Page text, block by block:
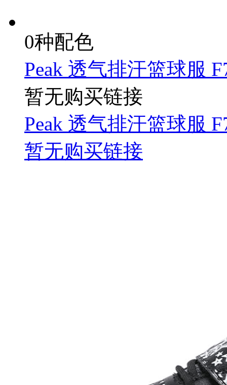
0种配色
Peak 透气排汗篮球服
暂无购买链接
Peak 透气排汗篮球服
暂无购买链接